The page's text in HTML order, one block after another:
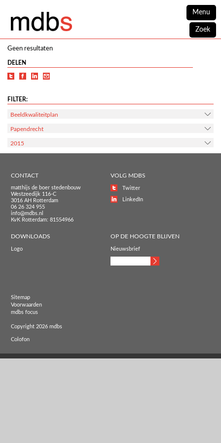
Menu
Zoek
Geen resultaten
DELEN
FILTER:
Beeldkwaliteitplan
Papendrecht
2015
CONTACT
matthijs de boer stedenbouw
Westzeedijk 116-C
3016 AH Rotterdam
06 26 324 955
info@mdbs.nl
KvK Rotterdam: 81554966
VOLG MDBS
Twitter
LinkedIn
DOWNLOADS
Logo
OP DE HOOGTE BLIJVEN
Nieuwsbrief
Sitemap
Voorwaarden
mdbs focus
Copyright 2026 mdbs
Colofon